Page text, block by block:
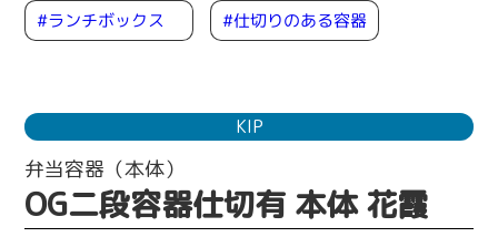
#ランチボックス #仕切りのある容器
KIP
弁当容器（本体）
OG二段容器仕切有 本体 花霞